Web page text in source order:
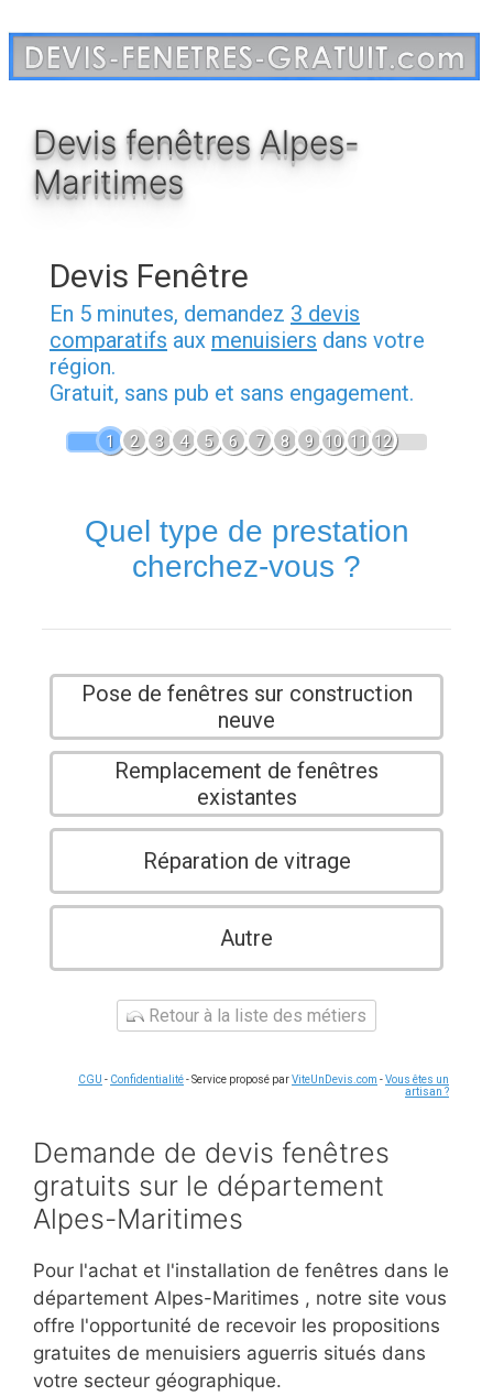
au
contenu
Devis fenêtres Alpes-
Maritimes
Devis Fenêtre
En 5 minutes, demandez 3 devis
comparatifs aux menuisiers dans votre
région.
Gratuit, sans pub et sans engagement.
1 2 3 4 5 6 7 8 9 10 11 12
Quel type de prestation
cherchez-vous ?
Pose de fenêtres sur construction
neuve
Remplacement de fenêtres
existantes
Réparation de vitrage
Autre
Retour à la liste des métiers
CGU - Confidentialité- Service proposé parViteUnDevis.com -Vous êtes un
artisan ?
Demande de devis fenêtres
gratuits sur le département
Alpes-Maritimes
Pour l'achat et l'installation de fenêtres dans le
département Alpes-Maritimes , notre site vous
offre l'opportunité de recevoir les propositions
gratuites de menuisiers aguerris situés dans
votre secteur géographique.